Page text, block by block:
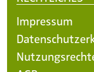
Impressum